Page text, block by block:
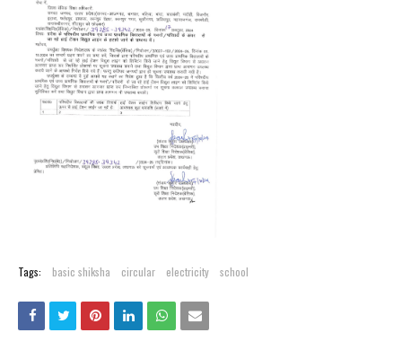
Tags: basic shiksha circular electricity school